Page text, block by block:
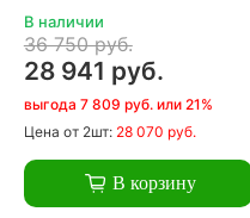
В наличии
36 750 руб.
28 941 руб.
выгода 7 809 руб. или 21%
Цена от 2шт: 28 070 руб.
В корзину